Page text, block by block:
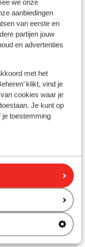
we onze
aanbiedingen
van eerste en
partijen jouw
en advertenties
met het
klikt, vind je
cookies waar je
Je kunt op
toestemming
(gratuit) ,
13 kilomètres
environ
environ 500
Riviera